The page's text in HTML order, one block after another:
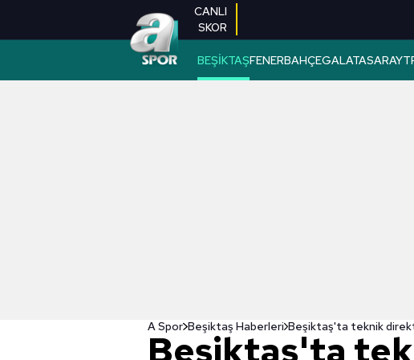
CANLI
SKOR
BEŞİKTAŞFENERBAHÇEGALATASARAY
A Spor Beşiktaş Haberleri
Beşiktaş'ta